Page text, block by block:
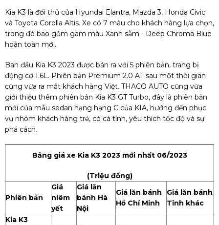
Kia K3 là đối thủ của Hyundai Elantra, Mazda 3, Honda Civic
và Toyota Corolla Altis. Xe có 7 màu cho khách hàng lựa chọn,
trong đó bao gồm gam màu Xanh sẫm - Deep Chroma Blue
hoàn toàn mới.
Ban đầu Kia K3 2023 được bán ra với 5 phiên bản, trang bị
động cơ 1.6L. Phiên bản Premium 2.0 AT sau một thời gian
cũng vừa ra mắt khách hàng Việt. THACO AUTO cũng vừa
giới thiệu thêm phiên bản Kia K3 GT Turbo, đây là phiên bản
mới của mẫu sedan hạng hạng C của KIA, hướng đến phục
vụ nhóm khách hàng trẻ, có cá tính, yêu thích tốc độ và sự
phá cách.
Bảng giá xe Kia K3 2023 mới nhất 06/2023
(Triệu đồng)
Phiên bản
Giá
niêm
yết
Giá lăn
bánh Hà
Nội
Giá lăn bánh
Hồ Chí Minh
Giá lăn bánh
Tỉnh khác
Kia K3